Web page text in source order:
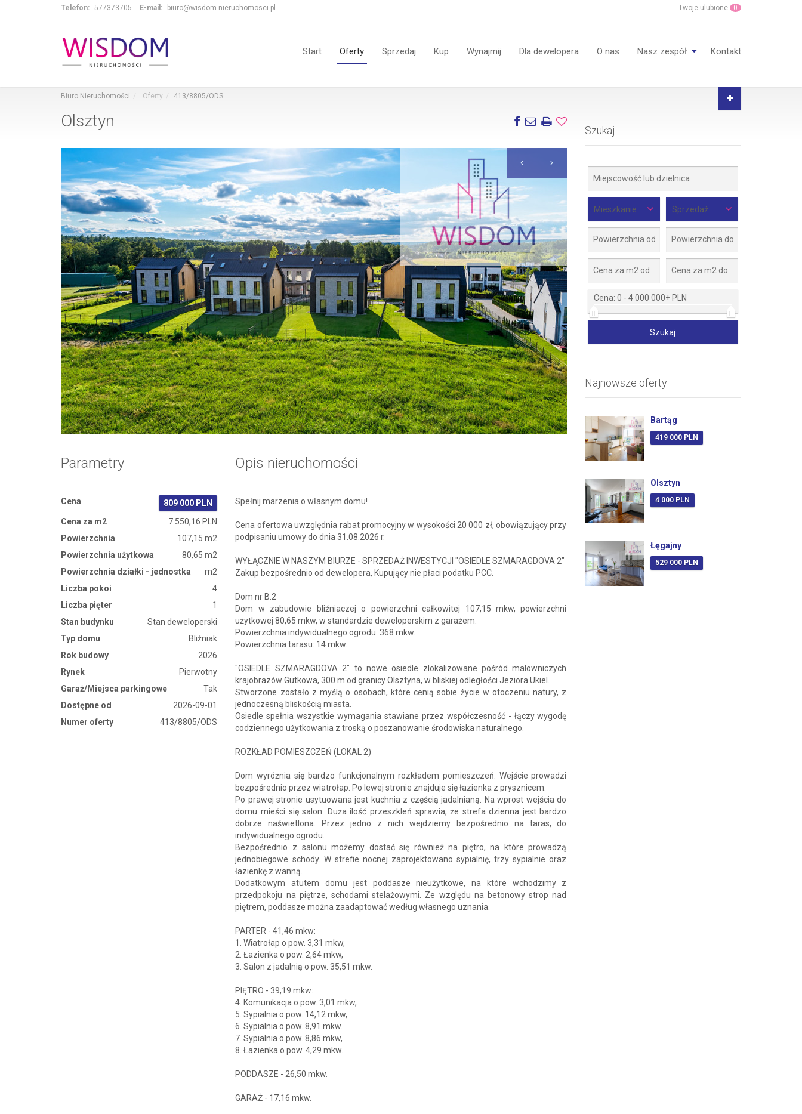
Telefon: 577373705 E-mail: biuro@wisdom-nieruchomosci.pl Twoje ulubione 0
Start Oferty Sprzedaj Kup Wynajmij Dla dewelopera O nas Nasz zespół Kontakt
Biuro Nieruchomości Oferty 413/8805/ODS
Olsztyn
Zdjęcie 1 Zdjęcie 2
Parametry
Cena
809 000 PLN
Cena za m2
7 550,16 PLN
Powierzchnia
107,15 m2
Powierzchnia użytkowa
80,65 m2
Powierzchnia działki - jednostka
m2
Liczba pokoi
4
Liczba pięter
1
Stan budynku
Stan deweloperski
Typ domu
Bliźniak
Rok budowy
2026
Rynek
Pierwotny
Garaż/Miejsca parkingowe
Tak
Dostępne od
2026-09-01
Numer oferty
413/8805/ODS
Opis nieruchomości
Spełnij marzenia o własnym domu!
Cena ofertowa uwzględnia rabat promocyjny w wysokości 20 000 zł, obowiązujący przy
podpisaniu umowy do dnia 31.08.2026 r.
WYŁĄCZNIE W NASZYM BIURZE - SPRZEDAŻ INWESTYCJI "OSIEDLE SZMARAGDOVA 2"
Zakup bezpośrednio od dewelopera, Kupujący nie płaci podatku PCC.
Dom nr B.2
Dom w zabudowie bliźniaczej o powierzchni całkowitej 107,15 mkw, powierzchni
użytkowej 80,65 mkw, w standardzie deweloperskim z garażem.
Powierzchnia indywidualnego ogrodu: 368 mkw.
Powierzchnia tarasu: 14 mkw.
"OSIEDLE SZMARAGDOVA 2" to nowe osiedle zlokalizowane pośród malowniczych
krajobrazów Gutkowa, 300 m od granicy Olsztyna, w bliskiej odległości Jeziora Ukiel.
Stworzone zostało z myślą o osobach, które cenią sobie życie w otoczeniu natury, z
jednoczesną bliskością miasta.
Osiedle spełnia wszystkie wymagania stawiane przez współczesność - łączy wygodę
codziennego użytkowania z troską o poszanowanie środowiska naturalnego.
ROZKŁAD POMIESZCZEŃ (LOKAL 2)
Dom wyróżnia się bardzo funkcjonalnym rozkładem pomieszczeń. Wejście prowadzi
bezpośrednio przez wiatrołap. Po lewej stronie znajduje się łazienka z prysznicem.
Po prawej stronie usytuowana jest kuchnia z częścią jadalnianą. Na wprost wejścia do
domu mieści się salon. Duża ilość przeszkleń sprawia, że strefa dzienna jest bardzo
dobrze naświetlona. Przez jedno z nich wejdziemy bezpośrednio na taras, do
indywidualnego ogrodu.
Bezpośrednio z salonu możemy dostać się również na piętro, na które prowadzą
jednobiegowe schody. W strefie nocnej zaprojektowano sypialnię, trzy sypialnie oraz
łazienkę z wanną.
Dodatkowym atutem domu jest poddasze nieużytkowe, na które wchodzimy z
przedpokoju na piętrze, schodami stelażowymi. Ze względu na betonowy strop nad
piętrem, poddasze można zaadaptować według własnego uznania.
PARTER - 41,46 mkw:
1. Wiatrołap o pow. 3,31 mkw,
2. Łazienka o pow. 2,64 mkw,
3. Salon z jadalnią o pow. 35,51 mkw.
PIĘTRO - 39,19 mkw:
4. Komunikacja o pow. 3,01 mkw,
5. Sypialnia o pow. 14,12 mkw,
6. Sypialnia o pow. 8,91 mkw.
7. Sypialnia o pow. 8,86 mkw,
8. Łazienka o pow. 4,29 mkw.
PODDASZE - 26,50 mkw.
GARAŻ - 17,16 mkw.
Szukaj
Mieszkanie Sprzedaż
Cena: 0 - 4 000 000+ PLN
Najnowsze oferty
Bartąg
419 000 PLN
Olsztyn
4 000 PLN
Łęgajny
529 000 PLN